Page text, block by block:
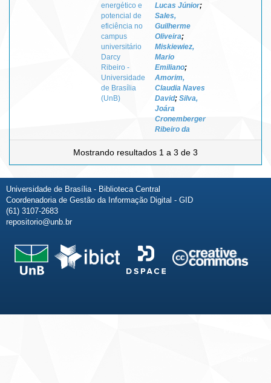
energético e
potencial de
eficiência no
campus
universitário
Darcy
Ribeiro -
Universidade
de Brasília
(UnB)
Lucas Júnior;
Sales,
Guilherme
Oliveira;
Miskiewiez,
Mario
Emiliano;
Amorim,
Claudia Naves
David; Silva,
Joára
Cronemberger
Ribeiro da
Mostrando resultados 1 a 3 de 3
Universidade de Brasília - Biblioteca Central
Coordenadoria de Gestão da Informação Digital - GID
(61) 3107-2683
repositorio@unb.br